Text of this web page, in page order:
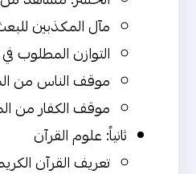
مآل المكذبين
التوازن المطلوب
موقف الناس من
موقف الكفار من
ثانياً: علوم القرآن
تعريف القرآن